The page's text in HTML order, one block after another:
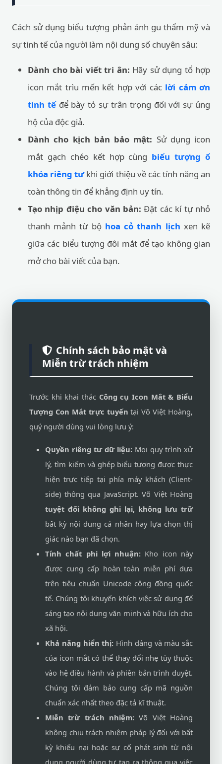
Cách sử dụng biểu tượng phản ánh gu thẩm mỹ và
sự tinh tế của người làm nội dung số chuyên sâu:
Dành cho bài viết tri ân: Hãy sử dụng tổ hợp
icon mắt trìu mến kết hợp với các lời cảm ơn
tinh tếđể bày tỏ sự trân trọng đối với sự ủng
hộ của độc giả.
Dành cho kịch bản bảo mật: Sử dụng icon
mắt gạch chéo kết hợp cùng biểu tượng ổ
khóa riêng tưkhi giới thiệu về các tính năng an
toàn thông tin để khẳng định uy tín.
Tạo nhịp điệu cho văn bản: Đặt các kí tự nhỏ
thanh mảnh từ bộ hoa cỏ thanh lịch xen kẽ
giữa các biểu tượng đôi mắt để tạo không gian
mở cho bài viết của bạn.
Chính sách bảo mật và
Miễn trừ trách nhiệm
Trước khi khai thác Công cụ Icon Mắt & Biểu
Tượng Con Mắt trực tuyến tại Võ Việt Hoàng,
quý người dùng vui lòng lưu ý:
Quyền riêng tư dữ liệu: Mọi quy trình xử
lý, tìm kiếm và ghép biểu tượng được thực
hiện trực tiếp tại phía máy khách (Client-
side) thông qua JavaScript. Võ Việt Hoàng
tuyệt đối không ghi lại, không lưu trữ
bất kỳ nội dung cá nhân hay lựa chọn thị
giác nào bạn đã chọn.
Tính chất phi lợi nhuận: Kho icon này
được cung cấp hoàn toàn miễn phí dựa
trên tiêu chuẩn Unicode cộng đồng quốc
tế. Chúng tôi khuyến khích việc sử dụng để
sáng tạo nội dung văn minh và hữu ích cho
xã hội.
Khả năng hiển thị: Hình dáng và màu sắc
của icon mắt có thể thay đổi nhẹ tùy thuộc
vào hệ điều hành và phiên bản trình duyệt.
Chúng tôi đảm bảo cung cấp mã nguồn
chuẩn xác nhất theo đặc tả kĩ thuật.
Miễn trừ trách nhiệm: Võ Việt Hoàng
không chịu trách nhiệm pháp lý đối với bất
kỳ khiếu nại hoặc sự cố phát sinh từ nội
dung người dùng tự tạo ra thông qua việc